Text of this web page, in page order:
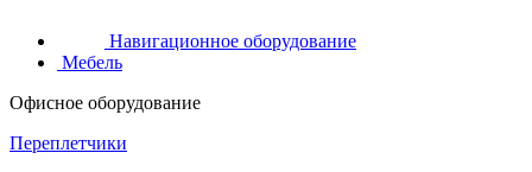
Навигационное оборудование
Мебель
Офисное оборудование
Переплетчики